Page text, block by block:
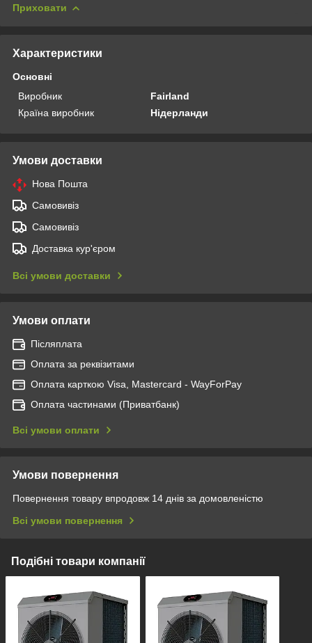
Приховати
Характеристики
Основні
Виробник
Fairland
Країна виробник
Нідерланди
Умови доставки
Нова Пошта
Самовивіз
Самовивіз
Доставка кур'єром
Всі умови доставки
Умови оплати
Післяплата
Оплата за реквізитами
Оплата карткою Visa, Mastercard - WayForPay
Оплата частинами (Приватбанк)
Всі умови оплати
Умови повернення
Повернення товару впродовж 14 днів за домовленістю
Всі умови повернення
Подібні товари компанії